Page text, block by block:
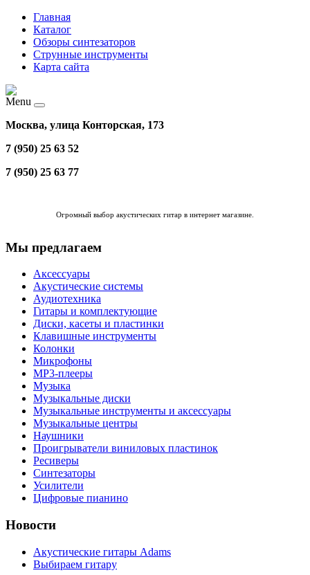
Главная
Каталог
Обзоры синтезаторов
Струнные инструменты
Карта сайта
Menu
Москва, улица Конторская, 173
7 (950) 25 63 52
7 (950) 25 63 77
Огромный выбор акустических гитар в интернет магазине
Мы предлагаем
Аксессуары
Акустические системы
Аудиотехника
Гитары и комплектующие
Диски, касеты и пластинки
Клавишные инструменты
Колонки
Микрофоны
МР3-плееры
Музыка
Музыкальные диски
Музыкальные инструменты и аксессуары
Музыкальные центры
Наушники
Проигрыватели виниловых пластинок
Ресиверы
Синтезаторы
Усилители
Цифровые пианино
Новости
Акустические гитары Adams
Выбираем гитару